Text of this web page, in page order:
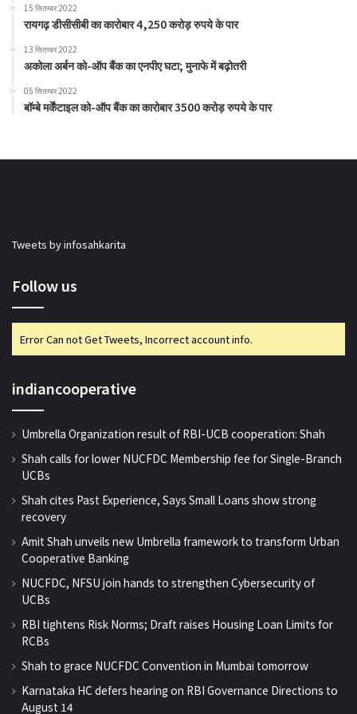
15 सितम्बर 2022
रायगढ़ डीसीसीबी का कारोबार 4,250 करोड़ रुपये के पार
13 सितम्बर 2022
अकोला अर्बन को-ऑप बैंक का एनपीए घटा; मुनाफे में बढ़ोतरी
05 सितम्बर 2022
बॉम्बे मर्केंटाइल को-ऑप बैंक का कारोबार 3500 करोड़ रुपये के पार
Tweets by infosahkarita
Follow us
Error Can not Get Tweets, Incorrect account info.
indiancooperative
Umbrella Organization result of RBI-UCB cooperation: Shah
Shah calls for lower NUCFDC Membership fee for Single-Branch
UCBs
Shah cites Past Experience, Says Small Loans show strong
recovery
Amit Shah unveils new Umbrella framework to transform Urban
Cooperative Banking
NUCFDC, NFSU join hands to strengthen Cybersecurity of
UCBs
RBI tightens Risk Norms; Draft raises Housing Loan Limits for
RCBs
Shah to grace NUCFDC Convention in Mumbai tomorrow
Karnataka HC defers hearing on RBI Governance Directions to
August 14